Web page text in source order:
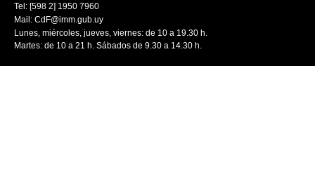
Tel: [598 2] 1950 7960
Mail: CdF@imm.gub.uy
Lunes, miércoles, jueves, viernes: de 10 a 19.30 h.
Martes: de 10 a 21 h. Sábados de 9.30 a 14.30 h.